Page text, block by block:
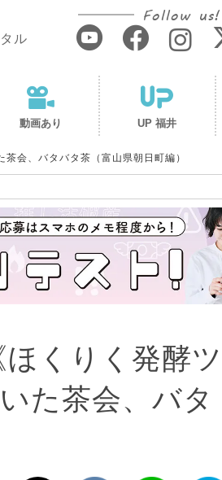
ル
Follow us!
動画あり UP 福井
会、バタバタ茶（富山県朝日町編）
くりく発酵ツ
た茶会、バタ